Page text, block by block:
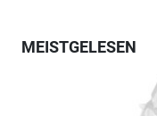
MEISTGELESEN